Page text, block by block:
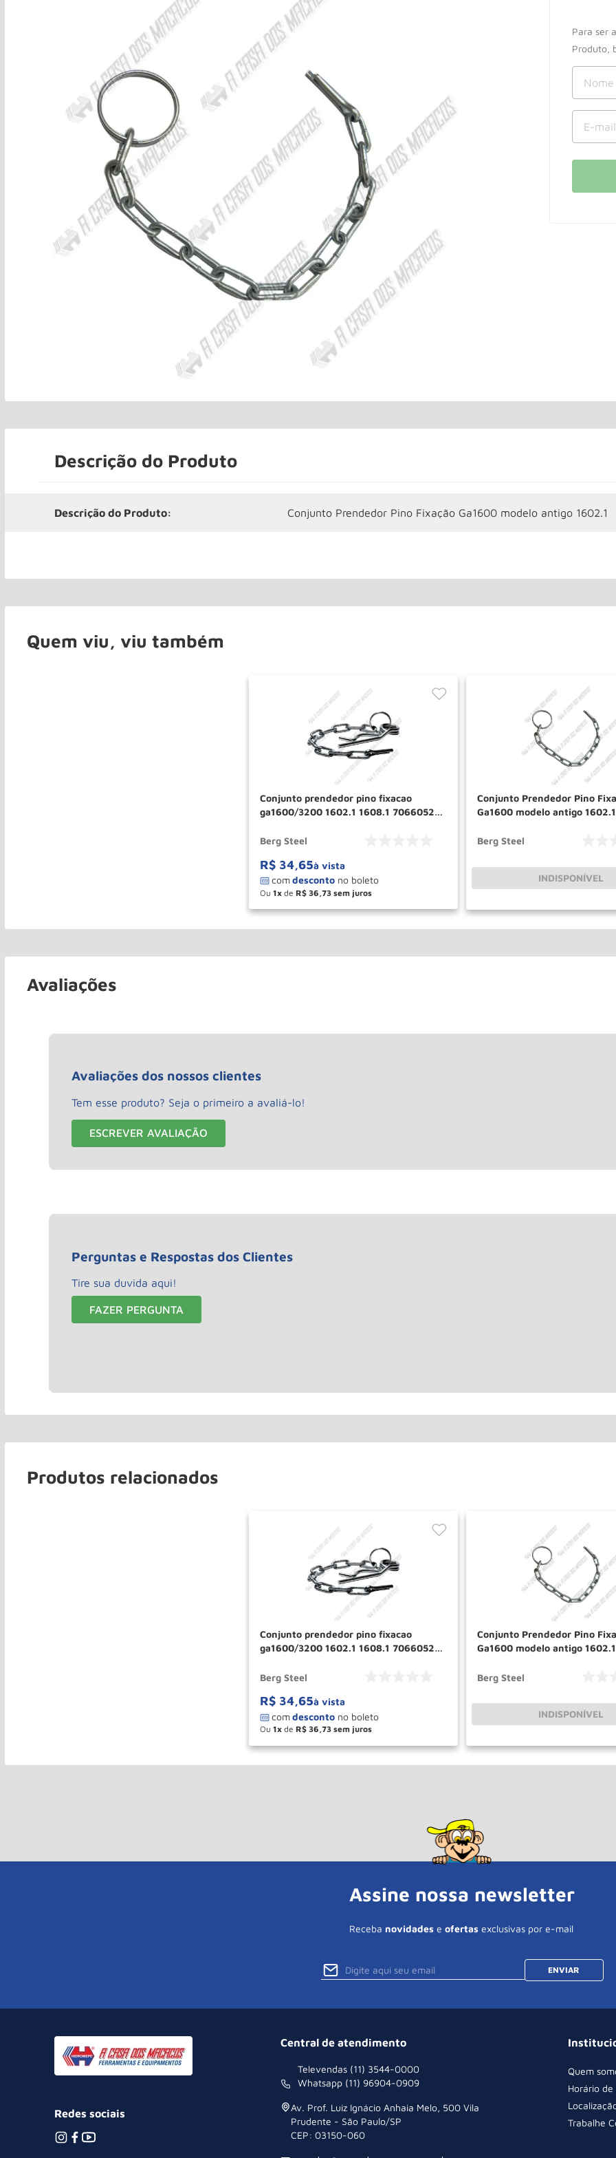
Descrição do Produto
Descrição do Produto: Conjunto Prendedor Pino Fixação Ga1600 modelo antigo 1602.1
Quem viu, viu também
Conjunto prendedor pino fixacao
ga1600/3200 1602.1 1608.1 70660520
Berg Steel
R$ 34,65à vista
Ou 1 de R$ 36 73
＋
－ COMPRAR
Conjunto Prendedor Pino
Ga1600 modelo antigo 1602.1
Berg Steel
INDISPONÍVEL
Avaliações
Avaliações dos nossos clientes
Tem esse produto? Seja o primeiro a avaliá-lo!
ESCREVER AVALIAÇÃO
Perguntas e Respostas dos Clientes
Tire sua duvida aqui!
FAZER PERGUNTA
Produtos relacionados
Conjunto prendedor pino fixacao
ga1600/3200 1602.1 1608.1 70660520
Berg Steel
R$ 34,65à vista
Ou 1 de R$ 36,73
＋
－ COMPRAR
Conjunto Prendedor Pino
Ga1600 modelo antigo 1602.1
Berg Steel
INDISPONÍVEL
Assine nossa newsletter
Receba novidades e ofertas exclusivas por e-mail
ENVIAR
Redes sociais
Central de atendimento
Televendas (11) 3544-0000
Whatsapp (11) 96904-0909
Av. Prof. Luiz Ignácio Anhaia Melo, 500 Vila
Prudente - São Paulo/SP
CEP: 03150-060
Quem
Horário
Trabalhe